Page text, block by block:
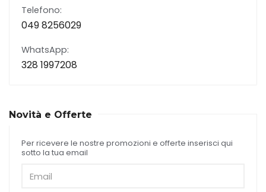
Telefono:
049 8256029
WhatsApp:
328 1997208
Novità e Offerte
Per ricevere le nostre promozioni e offerte inserisci qui
sotto la tua email